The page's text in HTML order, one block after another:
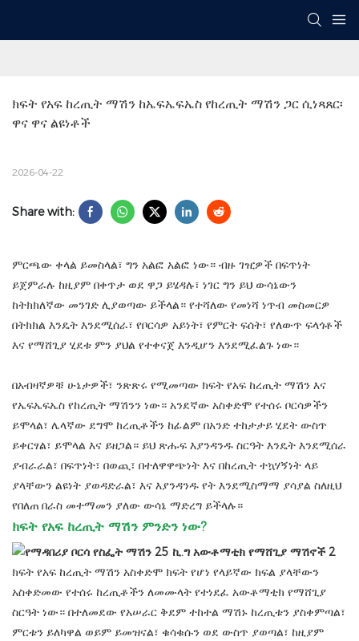
ክፍት የአፍ ከረጢት ማሽን ከኤፍኤፍኤስ የከረጢት ማሽን ጋር ሲነጻጸር፡
ዋና ዋና ልዩነቶች
2026-04-22
Share with:
ምርጫው ቀላል ይመስላል፣ ግን አልፎ አልፎ ነው። ብዙ ገዢዎች በፍጥነት
ይጀምራሉ ከዚያም በቀጥታ ወደ ዋጋ ይሄዳሉ፣ ነገር ግን ይህ ውሳኔውን
ከትክክለኛው መንገድ ሊያወጣው ይችላል። የተሻለው የመነሻ ነጥብ መስመርዎ
በትክክል እንዴት እንደሚሰራ፣ የቦርሳዎ አይነት፣ የምርት ፍሰት፣ የለውጥ ፍላጎቶች
እና የማሸጊያ ሂደቱ ምን ያህል የተቀናጀ እንዲሆን እንደሚፈልጉ ነው።
በአብዛኛዎቹ ሁኔታዎች፣ ንጽጽሩ የሚመጣው ክፍት የአፍ ከረጢት ማሽን እና
የኤፍኤፍኤስ የከረጢት ማሽንን ነው። አንደኛው አስቀድሞ የተሰሩ ቦርሳዎችን
ይሞላል፣ ሌላኛው ደግሞ ከረጢቶችን ከፊልም በአንድ ተከታታይ ሂደት ውስጥ
ይቀርፃል፣ ይሞላል እና ይዘጋል። ይህ ጽሑፍ እያንዳንዱ ስርዓት እንዴት እንደሚሰራ
ያብራራል፣ በፍጥነት፣ በወጪ፣ በተለዋዋጭነት እና በከረጢት ተኳሃኝነት ላይ
ያላቸውን ልዩነት ያወዳድራል፣ እና እያንዳንዱ የት እንደሚስማማ ያሳያል ስለዚህ
የበለጠ በራስ መተማመን ያለው ውሳኔ ማድረግ ይችላሉ።
ክፍት የአፍ ከረጢት ማሽን ምንድን ነው?
ክፍት የአፍ ከረጢት ማሽን አስቀድሞ ክፍት የሆነ የላይኛው ክፍል ያላቸውን
አስቀድመው የተሰሩ ከረጢቶችን ለመሙላት የተነደፈ አውቶማቲክ የማሸጊያ
ስርዓት ነው። በተለመደው የአሠራር ቅደም ተከተል ማሽኑ ከረጢቱን ያስቀምጣል፣
ምርቱን ይለካዋል ወይም ይመዝናል፣ ቁሳቁሱን ወደ ውስጥ ያወጣል፣ ከዚያም